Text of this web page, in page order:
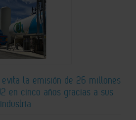
evita la emisión de 26 millones
en cinco años gracias a sus